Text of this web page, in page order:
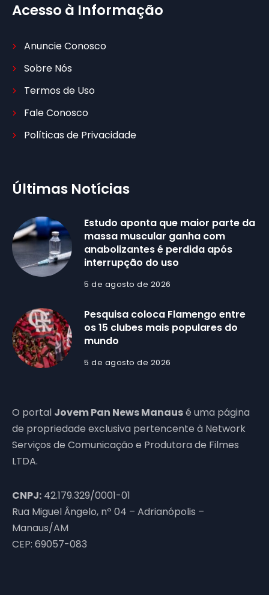
Acesso à Informação
Anuncie Conosco
Sobre Nós
Termos de Uso
Fale Conosco
Políticas de Privacidade
Últimas Notícias
Estudo aponta que maior parte da
massa muscular ganha com
anabolizantes é perdida após
interrupção do uso
5 de agosto de 2026
Pesquisa coloca Flamengo entre
os 15 clubes mais populares do
mundo
5 de agosto de 2026
O portal Jovem Pan News Manausé uma página
de propriedade exclusiva pertencente à Network
Serviços de Comunicação e Produtora de Filmes
LTDA.
CNPJ: 42.179.329/0001-01
Rua Miguel Ângelo, nº 04 – Adrianópolis –
Manaus/AM
CEP: 69057-083